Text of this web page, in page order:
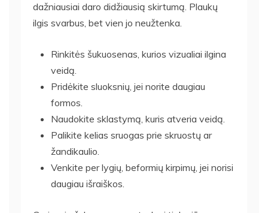
dažniausiai daro didžiausią skirtumą. Plaukų
ilgis svarbus, bet vien jo neužtenka.
Rinkitės šukuosenas, kurios vizualiai ilgina
veidą.
Pridėkite sluoksnių, jei norite daugiau
formos.
Naudokite sklastymą, kuris atveria veidą.
Palikite kelias sruogas prie skruostų ar
žandikaulio.
Venkite per lygių, beformių kirpimų, jei norisi
daugiau išraiškos.